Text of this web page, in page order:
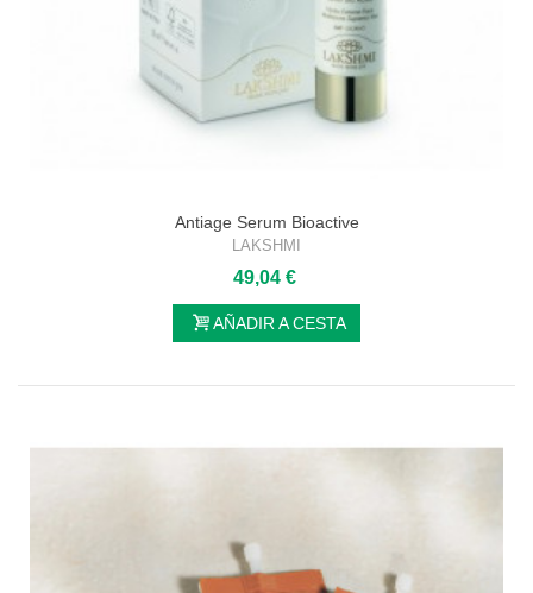
Antiage Serum Bioactive
LAKSHMI
49,04 €
AÑADIR A CESTA